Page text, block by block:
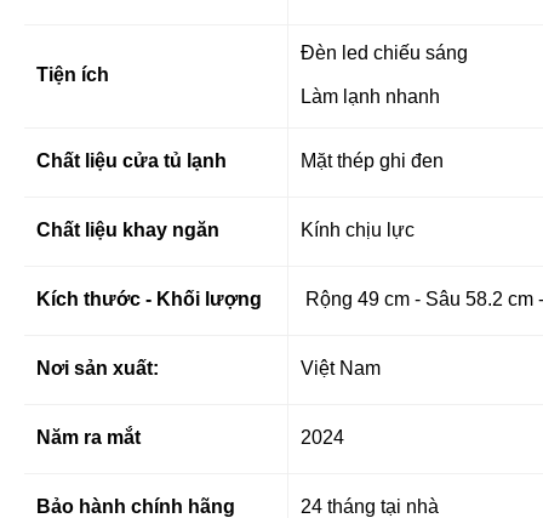
Tiện ích
Đèn led chiếu sáng
Làm lạnh nhanh
Chất liệu cửa tủ lạnh Mặt thép ghi đen
Chất liệu khay ngăn Kính chịu lực
Kích thước - Khối lượng Rộng 49 cm - Sâu 58.2 cm
Nơi sản xuất: Việt Nam
Năm ra mắt 2024
Bảo hành chính hãng 24 tháng tại nhà